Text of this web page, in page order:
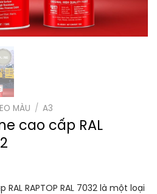
MÀU / A3
cao cấp RAL
RAPTOP RAL 7032 là một loại